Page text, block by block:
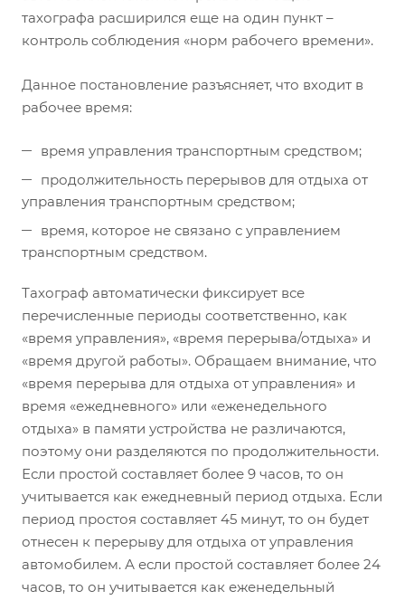
тахографа расширился еще на один пункт –
контроль соблюдения «норм рабочего времени».
Данное постановление разъясняет, что входит в
рабочее время:
время управления транспортным средством;
продолжительность перерывов для отдыха от
управления транспортным средством;
время, которое не связано с управлением
транспортным средством.
Тахограф автоматически фиксирует все
перечисленные периоды соответственно, как
«время управления», «время перерыва/отдыха» и
«время другой работы». Обращаем внимание, что
«время перерыва для отдыха от управления» и
время «ежедневного» или «еженедельного
отдыха» в памяти устройства не различаются,
поэтому они разделяются по продолжительности.
Если простой составляет более 9 часов, то он
учитывается как ежедневный период отдыха. Если
период простоя составляет 45 минут, то он будет
отнесен к перерыву для отдыха от управления
автомобилем. А если простой составляет более 24
часов, то он учитывается как еженедельный